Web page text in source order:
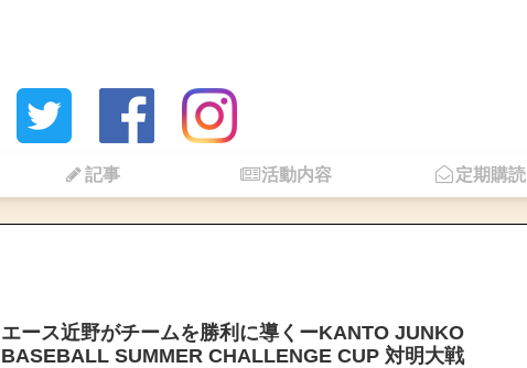
記事 活動内容 定期購読
エース近野がチームを勝利に導くーKANTO JUNKO
BASEBALL SUMMER CHALLENGE CUP 対明大戦